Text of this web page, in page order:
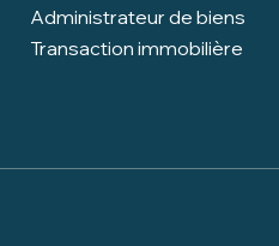
Administrateur de biens
Transaction immobilière